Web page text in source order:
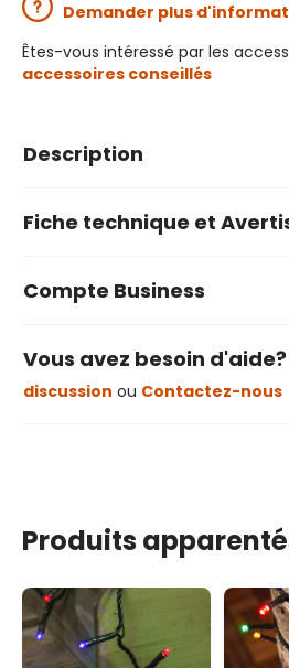
Demander plus
Êtes-vous intéressé par les
accessoires conseillés
Description
Fiche technique et
Compte Business
Vous avez besoin d'aide?
discussion ou Contactez-nous
Produits